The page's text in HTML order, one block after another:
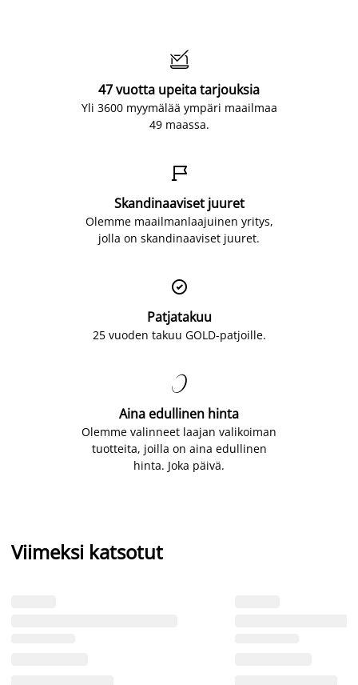

47 vuotta upeita tarjouksia
Yli 3600 myymälää ympäri maailmaa
49 maassa.

Skandinaaviset juuret
Olemme maailmanlaajuinen yritys,
jolla on skandinaaviset juuret.

Patjatakuu
25 vuoden takuu GOLD-patjoille.

Aina edullinen hinta
Olemme valinneet laajan valikoiman
tuotteita, joilla on aina edullinen
hinta. Joka päivä.
Viimeksi katsotut